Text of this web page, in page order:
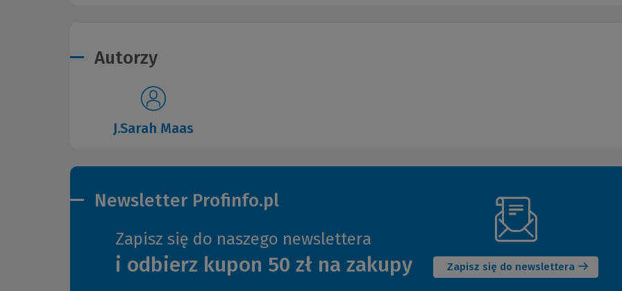
Autorzy
J.Sarah Maas
Newsletter Profinfo.pl
Zapisz się do naszego newslettera
i odbierz kupon 50 zł na zakupy Zapisz się do newslettera
okno)